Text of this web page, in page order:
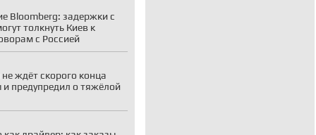
Bloomberg: задержки с
толкнуть Киев к
с Россией
не ждёт скорого конца
и предупредил о тяжёлой